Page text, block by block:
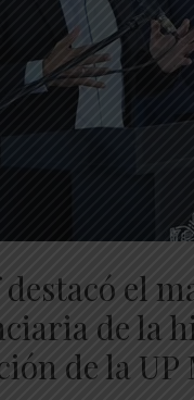
el
de la
de la